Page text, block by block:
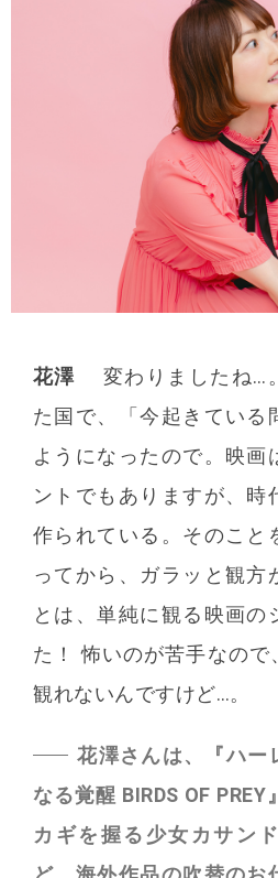
花澤
変わりましたね…
た国で、「今起きている
ようになったので。映画
ントでもありますが、時
作られている。そのこと
ってから、ガラッと観方
とは、単純に観る映画の
た！ 怖いのが苦手なので
観れないんですけど…。
花澤さんは、『ハー
なる覚醒 BIRDS OF
カギを握る少女カサン